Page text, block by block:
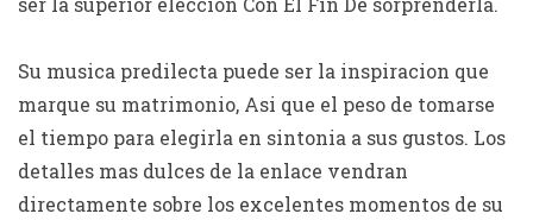
Su musica predilecta puede ser la inspiracion que
marque su matrimonio, Asi que el peso de tomarse
el tiempo para elegirla en sintonia a sus gustos. Los
detalles mas dulces de la enlace vendran
directamente sobre los excelentes momentos de su